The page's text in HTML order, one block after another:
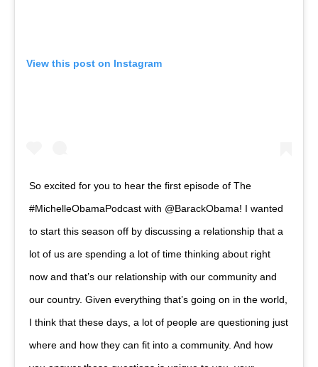
View this post on Instagram
So excited for you to hear the first episode of The
#MichelleObamaPodcast with @BarackObama! I wanted
to start this season off by discussing a relationship that a
lot of us are spending a lot of time thinking about right
now and that’s our relationship with our community and
our country. Given everything that’s going on in the world,
I think that these days, a lot of people are questioning just
where and how they can fit into a community. And how